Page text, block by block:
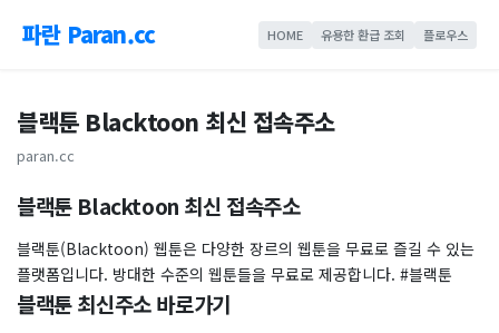
파란 Paran.cc HOME 유용한 환급 조회 플로우스
블랙툰 Blacktoon 최신 접속주소
paran.cc
블랙툰 Blacktoon 최신 접속주소
블랙툰(Blacktoon) 웹툰은 다양한 장르의 웹툰을 무료로 즐길 수 있는
플랫폼입니다. 방대한 수준의 웹툰들을 무료로 제공합니다. #블랙툰
블랙툰 최신주소 바로가기